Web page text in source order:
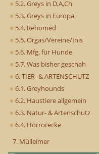
5.2. Greys in D,A,Ch
5.3. Greys in Europa
5.4. Rehomed
5.5. Orgas/Vereine/Inis
5.6. Mfg. für Hunde
5.7. Was bisher geschah
6. TIER- & ARTENSCHUTZ
6.1. Greyhounds
6.2. Haustiere allgemein
6.3. Natur- & Artenschutz
6.4. Horrorecke
7. Mülleimer